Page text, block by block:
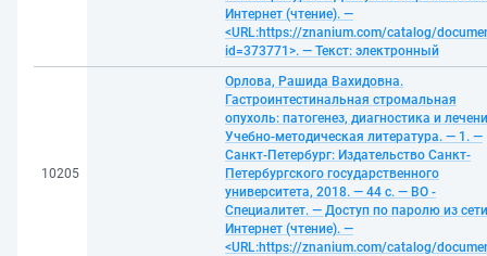
Интернет (чтение). —
<URL:https://znanium.com/catalog/
id=373771>. — Текст: электронный
10205
Орлова, Рашида Вахидовна.
Гастроинтестинальная стромальная
опухоль: патогенез, диагностика и
Учебно-методическая литература. — 1. —
Санкт-Петербург: Издательство Санкт-
Петербургского государственного
университета, 2018. — 44 с. — ВО -
Специалитет. — Доступ по паролю из сети
Интернет (чтение). —
<URL:https://znanium.com/catalog/